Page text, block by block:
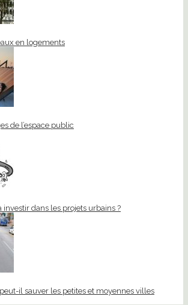
en logements
de l’espace public
dans les projets urbains ?
il sauver les petites et moyennes villes